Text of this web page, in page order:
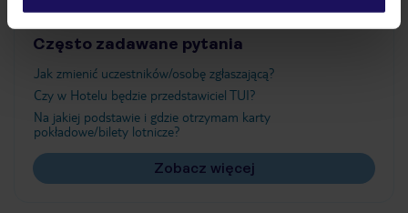
Często zadawane pytania
Jak zmienić uczestników/osobę zgłaszającą?
Czy w Hotelu będzie przedstawiciel TUI?
Na jakiej podstawie i gdzie otrzymam karty
pokładowe/bilety lotnicze?
Zobacz więcej